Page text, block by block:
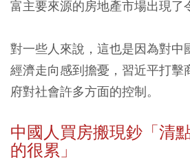
富主要來源的房地產市場出現了
對一些人來說，這也是因為對中
經濟走向感到擔憂，習近平打擊
府對社會許多方面的控制。
中國人買房搬現鈔「清
的很累」